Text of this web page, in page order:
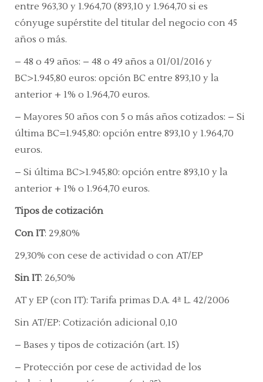
entre 963,30 y 1.964,70 (893,10 y 1.964,70 si es
cónyuge supérstite del titular del negocio con 45
años o más.
– 48 o 49 años: – 48 o 49 años a 01/01/2016 y
BC>1.945,80 euros: opción BC entre 893,10 y la
anterior + 1% o 1.964,70 euros.
– Mayores 50 años con 5 o más años cotizados: – Si
última BC=1.945,80: opción entre 893,10 y 1.964,70
euros.
– Si última BC>1.945,80: opción entre 893,10 y la
anterior + 1% o 1.964,70 euros.
Tipos de cotización
Con IT: 29,80%
29,30% con cese de actividad o con AT/EP
Sin IT: 26,50%
AT y EP (con IT): Tarifa primas D.A. 4ª L. 42/2006
Sin AT/EP: Cotización adicional 0,10
– Bases y tipos de cotización (art. 15)
– Protección por cese de actividad de los